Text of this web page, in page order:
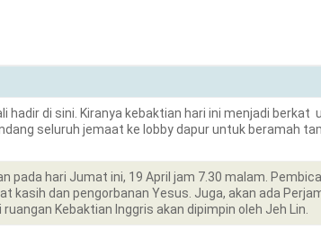
di sini. Kiranya kebaktian hari ini menjadi berkat
seluruh jemaat ke lobby dapur untuk beramah
pada hari Jumat ini, 19 April jam 7.30 malam.
dan pengorbanan Yesus. Juga, akan ada
Kebaktian Inggris akan dipimpin oleh Jeh Lin.